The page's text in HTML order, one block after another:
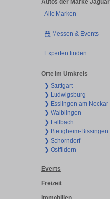
Autos der Marke Jaguar
Alle Marken
Messen & Events
Experten finden
Orte im Umkreis
❯ Stuttgart
❯ Ludwigsburg
❯ Esslingen am Neckar
❯ Waiblingen
❯ Fellbach
❯ Bietigheim-Bissingen
❯ Schorndorf
❯ Ostfildern
Events
Freizeit
Immobilien